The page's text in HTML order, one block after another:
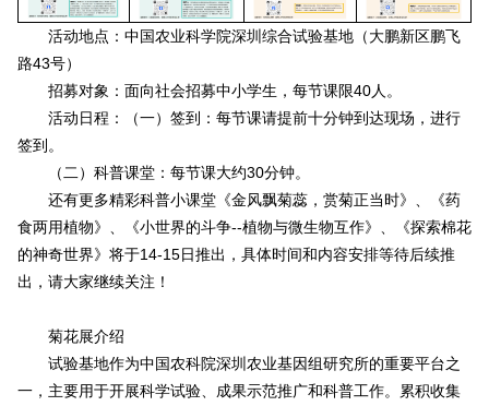
活动地点：中国农业科学院深圳综合试验基地（大鹏新区鹏飞
路43号）
招募对象：面向社会招募中小学生，每节课限40人。
活动日程：（一）签到：每节课请提前十分钟到达现场，进行
签到。
（二）科普课堂：每节课大约30分钟。
还有更多精彩科普小课堂《金风飘菊蕊，赏菊正当时》、《药
食两用植物》、《小世界的斗争--植物与微生物互作》、《探索棉花
的神奇世界》将于14-15日推出，具体时间和内容安排等待后续推
出，请大家继续关注！
菊花展介绍
试验基地作为中国农科院深圳农业基因组研究所的重要平台之
一，主要用于开展科学试验、成果示范推广和科普工作。累积收集